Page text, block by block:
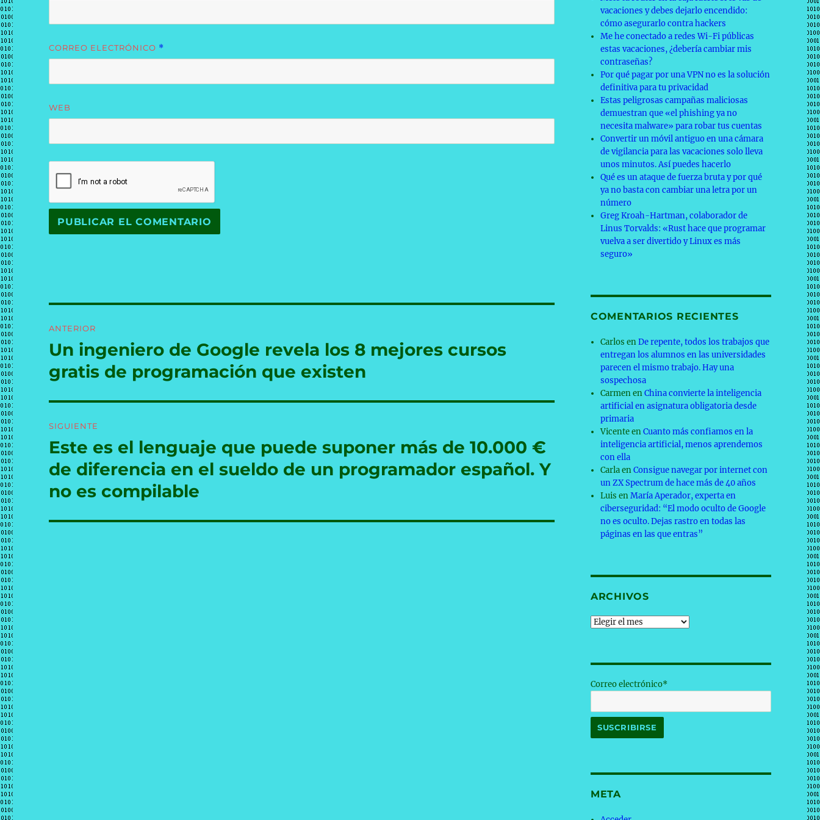
CORREO ELECTRÓNICO *
WEB
de
entradas
ANTERIOR
Entrada
anterior:
Un ingeniero de Google revela los 8 mejores cursos
gratis de programación que existen
SIGUIENTE
Entrada
siguiente:
Este es el lenguaje que puede suponer más de 10.000 €
de diferencia en el sueldo de un programador español. Y
no es compilable
vacaciones y debes dejarlo encendido:
cómo asegurarlo contra hackers
Me he conectado a redes Wi-Fi públicas
estas vacaciones, ¿debería cambiar mis
contraseñas?
Por qué pagar por una VPN no es la solución
definitiva para tu privacidad
Estas peligrosas campañas maliciosas
demuestran que «el phishing ya no
necesita malware» para robar tus cuentas
Convertir un móvil antiguo en una cámara
de vigilancia para las vacaciones solo lleva
unos minutos. Así puedes hacerlo
Qué es un ataque de fuerza bruta y por qué
ya no basta con cambiar una letra por un
número
Greg Kroah-Hartman, colaborador de
Linus Torvalds: «Rust hace que programar
vuelva a ser divertido y Linux es más
seguro»
COMENTARIOS RECIENTES
Carlos enDe repente, todos los trabajos que
entregan los alumnos en las universidades
parecen el mismo trabajo. Hay una
sospechosa
CarmenenChina convierte la inteligencia
artificial en asignatura obligatoria desde
primaria
VicenteenCuanto más confiamos en la
inteligencia artificial, menos aprendemos
con ella
CarlaenConsigue navegar por internet con
un ZX Spectrum de hace más de 40 años
Luis enMaría Aperador, experta en
ciberseguridad: “El modo oculto de Google
no es oculto. Dejas rastro en todas las
páginas en las que entras”
ARCHIVOS
Archivos
Correo electrónico*
META